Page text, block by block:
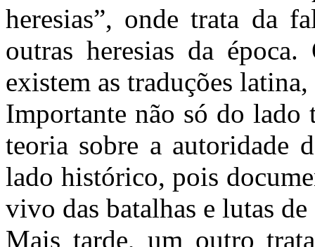
heresias”, onde trata da
outras heresias da
existem as traduções
Importante não só do lado
teoria sobre a autoridade
lado histórico, pois
vivo das batalhas e lutas de
Mais tarde, um outro